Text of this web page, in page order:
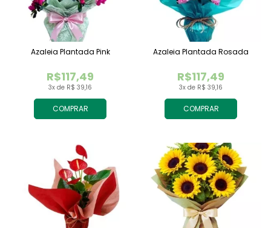
COMPRAR
3x de R$ 39,16
R$117,49
Azaleia Plantada Pink
COMPRAR
3x de R$ 39,16
R$117,49
Azaleia Plantada Rosada